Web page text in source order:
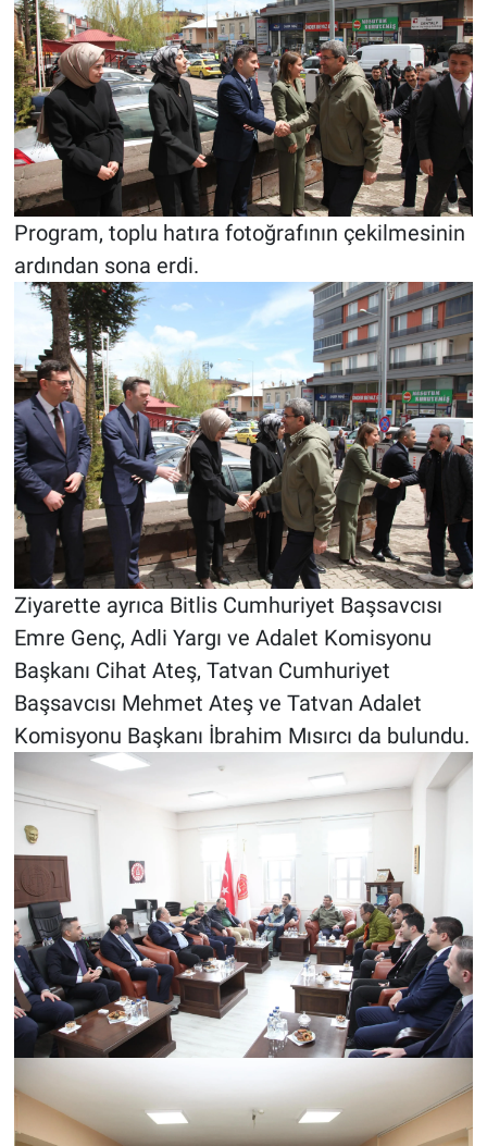
Program, toplu hatıra fotoğrafının çekilmesinin
ardından sona erdi.
Ziyarette ayrıca Bitlis Cumhuriyet Başsavcısı
Emre Genç, Adli Yargı ve Adalet Komisyonu
Başkanı Cihat Ateş, Tatvan Cumhuriyet
Başsavcısı Mehmet Ateş ve Tatvan Adalet
Komisyonu Başkanı İbrahim Mısırcı da bulundu.